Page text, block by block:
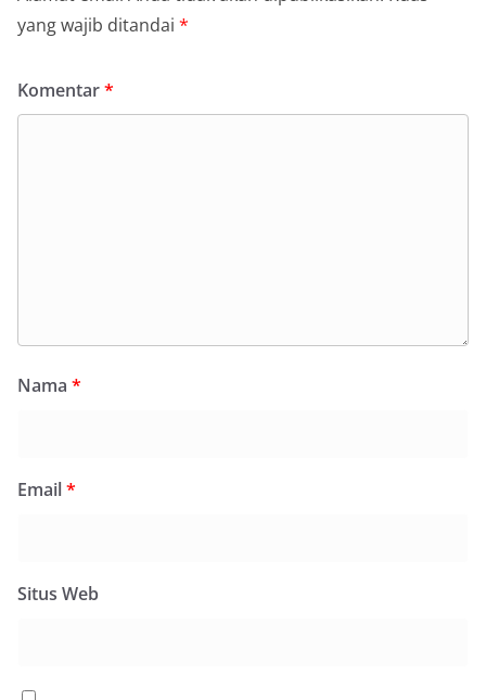
yang wajib ditandai *
Komentar*
Nama *
Email*
Situs Web